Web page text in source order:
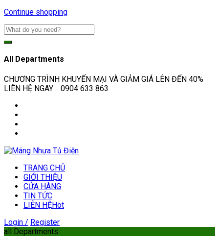
Continue shopping
All Departments
CHƯƠNG TRÌNH KHUYẾN MẠI VÀ GIẢM GIÁ LÊN ĐẾN 40%
LIÊN HỆ NGAY : 0904 633 863
TRANG CHỦ
GIỚI THIỆU
CỬA HÀNG
TIN TỨC
LIÊN HỆHot
Login / Register
all Departments